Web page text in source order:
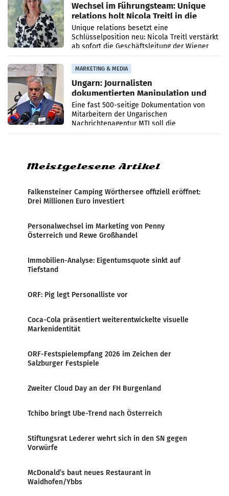
Wechsel im Führungsteam: Unique
relations holt Nicola Treitl in die
Geschäftsleitung
Unique relations besetzt eine
Schlüsselposition neu: Nicola Treitl verstärkt
ab sofort die Geschäftsleitung der Wiener
PR-Agentur an der Seite von Josef Kalina und
Anna Kalina-Mahr.
MARKETING & MEDIA
Ungarn: Journalisten
dokumentierten Manipulation und
Zensur
Eine fast 500-seitige Dokumentation von
Mitarbeitern der Ungarischen
Nachrichtenagentur MTI soll die
systematische Nachrichten-Manipulation und
Meistgelesene Artikel
Falkensteiner Camping Wörthersee offiziell eröffnet:
Drei Millionen Euro investiert
Personalwechsel im Marketing von Penny
Österreich und Rewe Großhandel
Immobilien-Analyse: Eigentumsquote sinkt auf
Tiefstand
ORF: Pig legt Personalliste vor
Coca-Cola präsentiert weiterentwickelte visuelle
Markenidentität
ORF-Festspielempfang 2026 im Zeichen der
Salzburger Festspiele
Zweiter Cloud Day an der FH Burgenland
Tchibo bringt Ube-Trend nach Österreich
Stiftungsrat Lederer wehrt sich in den SN gegen
Vorwürfe
McDonald’s baut neues Restaurant in
Waidhofen/Ybbs